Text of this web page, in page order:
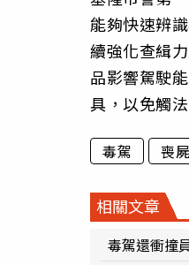
能夠快速辨
續強化查緝
品影響駕駛
具，以免觸
毒駕 喪
相關文章
毒駕還衝撞